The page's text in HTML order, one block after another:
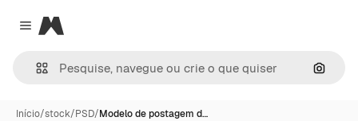
Close menu
Magnific
Início/stock/PSD/Modelo de postagem d…